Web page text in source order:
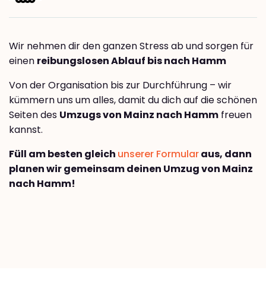
Wir nehmen dir den ganzen Stress ab und sorgen für
einen reibungslosen Ablauf bis nach Hamm
Von der Organisation bis zur Durchführung – wir
kümmern uns um alles, damit du dich auf die schönen
Seiten des Umzugs von Mainz nach Hamm freuen
kannst.
Füll am besten gleich unserer Formularaus, dann
planen wir gemeinsam deinen Umzug von Mainz
nach Hamm!